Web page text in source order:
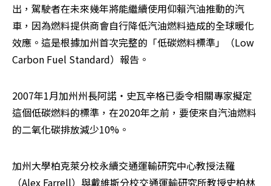
出，駕駛者在未來幾年將能繼續使用仰賴汽油推動的汽
車，因為燃料提供商會自行降低汽油燃料造成的全球暖化
效應。這是根據加州首次完整的「低碳燃料標準」（Low
Carbon Fuel Standard）報告。
2007年1月加州州長阿諾‧史瓦辛格已委令相關專家擬定
這個低碳燃料的標準，在2020年之前，要使來自汽油燃料
的二氧化碳排放減少10%。
加州大學柏克萊分校永續交通運輸研究中心教授法羅
（Alex Farrell）與戴維斯分校交通運輸研究所教授史柏林